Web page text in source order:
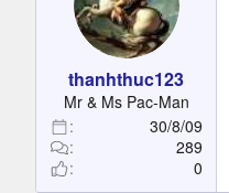
thanhthuc123
Mr & Ms Pac-Man
30/8/09
289
0